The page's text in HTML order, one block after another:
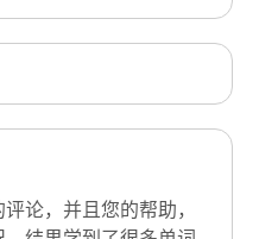
论，并且您的帮助，